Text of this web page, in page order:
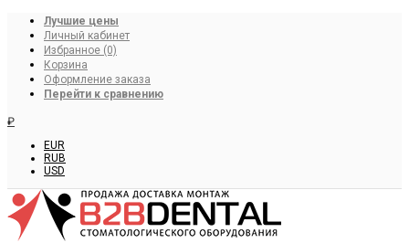
Лучшие цены
Личный кабинет
Избранное (0)
Корзина
Оформление заказа
Перейти к сравнению
₽
EUR
RUB
USD